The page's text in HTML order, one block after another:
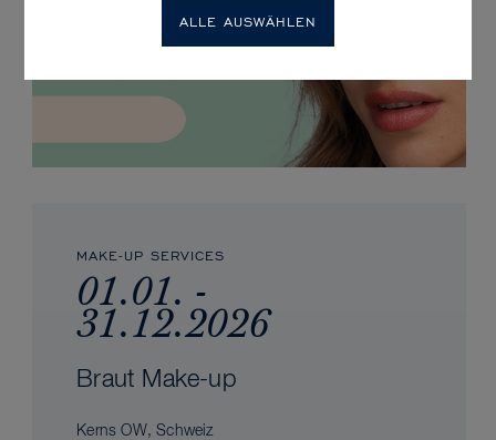
MAKE-UP SERVICES
01.01. -
31.12.2026
Braut Make-up
Kerns OW, Schweiz
ALLE AUSWÄHLEN